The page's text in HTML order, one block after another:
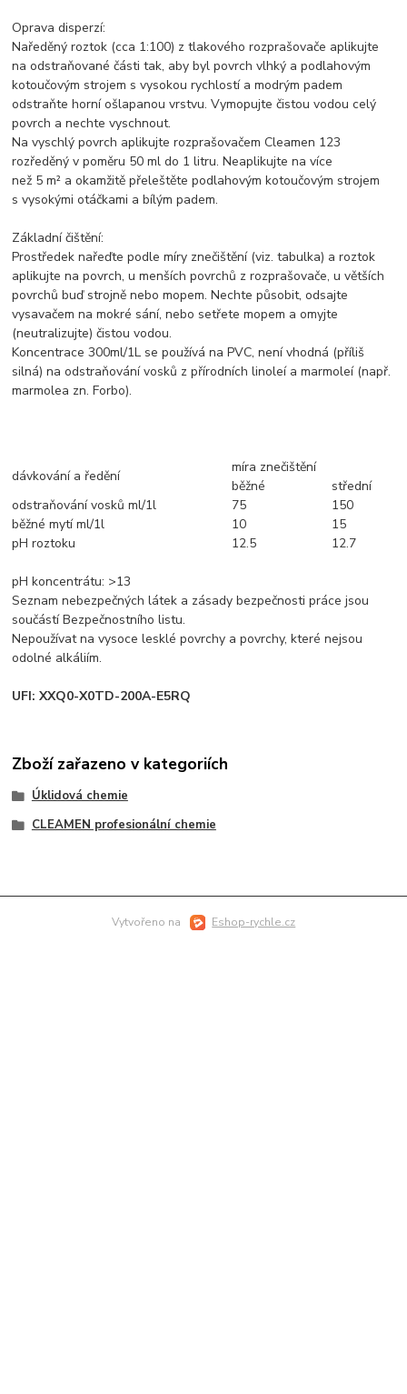
Oprava disperzí:
Naředěný roztok (cca 1:100) z tlakového rozprašovače aplikujte
na odstraňované části tak, aby byl povrch vlhký a podlahovým
kotoučovým strojem s vysokou rychlostí a modrým padem
odstraňte horní ošlapanou vrstvu. Vymopujte čistou vodou celý
povrch a nechte vyschnout.
Na vyschlý povrch aplikujte rozprašovačem Cleamen 123
rozředěný v poměru 50 ml do 1 litru. Neaplikujte na více
než 5 m² a okamžitě přeleštěte podlahovým kotoučovým strojem
s vysokými otáčkami a bílým padem.
Základní čištění:
Prostředek nařeďte podle míry znečištění (viz. tabulka) a roztok
aplikujte na povrch, u menších povrchů z rozprašovače, u větších
povrchů buď strojně nebo mopem. Nechte působit, odsajte
vysavačem na mokré sání, nebo setřete mopem a omyjte
(neutralizujte) čistou vodou.
Koncentrace 300ml/1L se používá na PVC, není vhodná (příliš
silná) na odstraňování vosků z přírodních linoleí a marmoleí (např.
marmolea zn. Forbo).
dávkování a ředění
míra znečištění
běžné
střední
odstraňování vosků ml/1l
75
150
běžné mytí ml/1l
10
15
pH roztoku
12.5 12.7
pH koncentrátu: >13
Seznam nebezpečných látek a zásady bezpečnosti práce jsou
součástí Bezpečnostního listu.
Nepoužívat na vysoce lesklé povrchy a povrchy, které nejsou
odolné alkáliím.
UFI: XXQ0-X0TD-200A-E5RQ
Zboží zařazeno v kategoriích
Úklidová chemie
CLEAMEN profesionální chemie
Vytvořeno na Eshop-rychle.cz